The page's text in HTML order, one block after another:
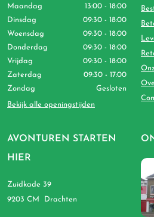
AVONTUREN STARTEN
HIER
Zuidkade 39
9203 CM Drachten
Maandag
13:00 - 18:00
Dinsdag
09:30 - 18:00
Woensdag
09:30 - 18:00
Donderdag
09:30 - 18:00
Vrijdag
09:30 - 18:00
Zaterdag
09:30 - 17:00
Zondag
Gesloten
Bekijk alle openingstijden